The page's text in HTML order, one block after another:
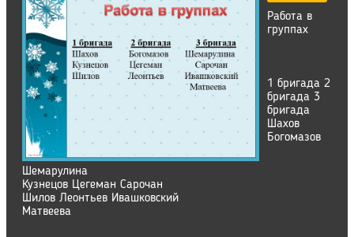
Работа в
группах
1 бригада 2
бригада 3
бригада
Шахов
Богомазов
Шемарулина
Кузнецов Цегеман Сарочан
Шилов Леонтьев Ивашковский
Матвеева